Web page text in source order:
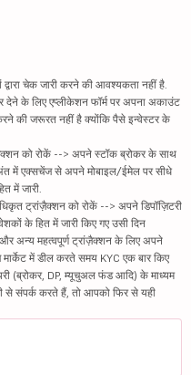
चेक जारी करने की आवश्यकता नहीं है.
के लिए एप्लीकेशन फॉर्म पर अपना अकाउंट
की जरूरत नहीं है क्योंकि पैसे इन्वेस्टर के
को रोकें --> अपने स्टॉक ब्रोकर के साथ
में एक्सचेंज से अपने मोबाइल/ईमेल पर सीधे
में जारी.
ट्रांज़ैक्शन को रोकें --> अपने डिपॉज़िटरी
के हित में जारी किए गए उसी दिन
अन्य महत्वपूर्ण ट्रांज़ैक्शन के लिए अपने
मार्केट में डील करते समय KYC एक बार किए
(ब्रोकर, DP, म्यूचुअल फंड आदि) के माध्यम
से संपर्क करते हैं, तो आपको फिर से यही